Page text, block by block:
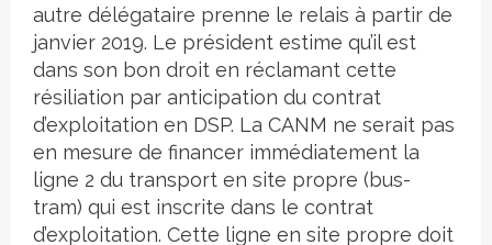
autre délégataire prenne le relais à partir de
janvier 2019. Le président estime qu’il est
dans son bon droit en réclamant cette
résiliation par anticipation du contrat
d’exploitation en DSP. La CANM ne serait pas
en mesure de financer immédiatement la
ligne 2 du transport en site propre (bus-
tram) qui est inscrite dans le contrat
d’exploitation. Cette ligne en site propre doit